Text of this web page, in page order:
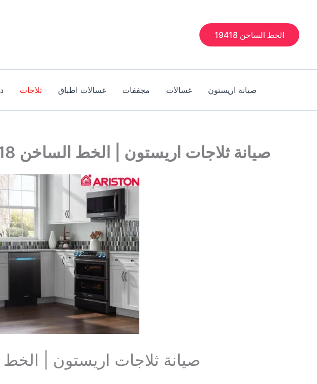
المحتوى
الخط الساخن 19418
صيانة اريستون غسالات مجففات غسالات اطباق ثلاجات
صيانة ثلاجات اريستون | الخط الساخن 19418
صيانة ثلاجات اريستون | الخط